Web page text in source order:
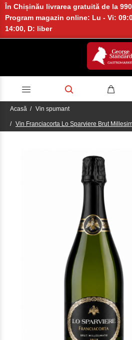
În Chișinău livrarea gratuită de la
Program magazin online: Lu - Vi:
14:00, D: liber
Acasă Vin spumant
Vin Franciacorta Lo Sparviere Brut